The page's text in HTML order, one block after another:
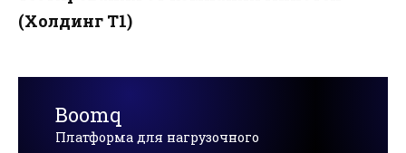
(Холдинг Т1)
Boomq
Платформа для нагрузочного